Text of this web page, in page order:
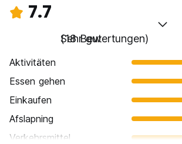
7.7
Sehr gut
(18 Bewertungen)
Aktivitäten
Essen gehen
Einkaufen
Afslapning
Verkehrsmittel